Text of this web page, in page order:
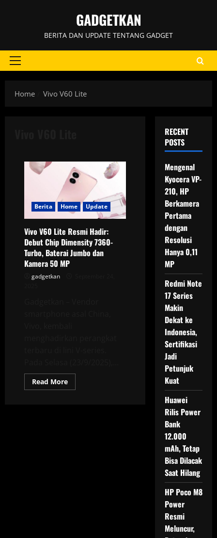
GADGETKAN
BERITA DAN UPDATE TENTANG GADGET
Primary
Home
Vivo V60 Lite
Berita Home Update
Vivo V60 Lite Resmi Hadir:
Debut Chip Dimensity 7360-
Turbo, Baterai Jumbo dan
Kamera 50 MP
gadgetkan
Read MoreRead
more
RECENT
POSTS
Mengenal
Kyocera VP-
210, HP
Berkamera
Pertama
dengan
Resolusi
Hanya 0,11
MP
Redmi Note
17 Series
Makin
Dekat ke
Indonesia,
Sertifikasi
Jadi
Petunjuk
Kuat
Huawei
Rilis Power
Bank
12.000
mAh, Tetap
Bisa Dilacak
Saat Hilang
HP Poco M8
Power
Resmi
Meluncur,